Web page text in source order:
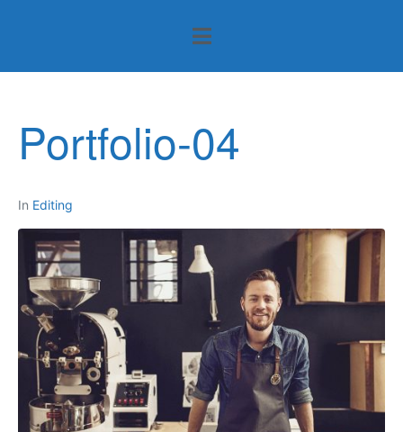
Portfolio-04
In Editing